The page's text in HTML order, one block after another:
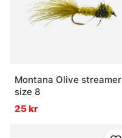
Montana Olive streamer
size 8
25 kr